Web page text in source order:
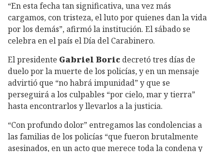
“En esta fecha tan significativa, una vez más
cargamos, con tristeza, el luto por quienes dan la vida
por los demás”, afirmó la institución. El sábado se
celebra en el país el Día del Carabinero.
El presidente Gabriel Boric decretó tres días de
duelo por la muerte de los policías, y en un mensaje
advirtió que “no habrá impunidad” y que se
perseguirá a los culpables “por cielo, mar y tierra”
hasta encontrarlos y llevarlos a la justicia.
“Con profundo dolor” entregamos las condolencias a
las familias de los policías “que fueron brutalmente
asesinados, en un acto que merece toda la condena y